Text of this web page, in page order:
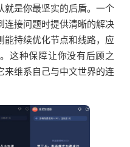
就是你最坚实的后盾。一个
连接问题时提供清晰的解决
能持续优化节点和线路，应
这种保障让你没有后顾之
来维系自己与中文世界的连